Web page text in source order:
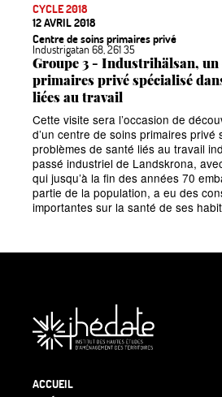
CYCLE 2018
12 AVRIL 2018
Centre de soins primaires privé
Industrigatan 68, 26135
Groupe 3 - Industrihälsan, un
primaires privé spécialisé
liées au travail
Cette visite sera l’occasion de
d’un centre de soins primaires privé
problèmes de santé liés au travail
passé industriel de Landskrona,
qui jusqu’à la fin des années 70
partie de la population, a eu des
importantes sur la santé de ses
ACCUEIL